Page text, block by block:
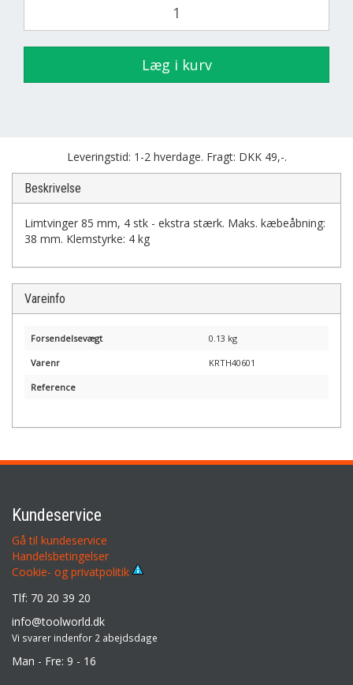
Læg i kurv
Leveringstid: 1-2 hverdage. Fragt: DKK 49,-.
Beskrivelse
Limtvinger 85 mm, 4 stk - ekstra stærk. Maks. kæbeåbning:
38 mm. Klemstyrke: 4 kg
Vareinfo
Forsendelsevægt 0.13 kg
Varenr KRTH40601
Reference
Kundeservice
Gå til kundeservice
Handelsbetingelser
Cookie- og privatpolitik
Tlf: 70 20 39 20
info@toolworld.dk
Vi svarer indenfor 2 abejdsdage
Man - Fre: 9 - 16